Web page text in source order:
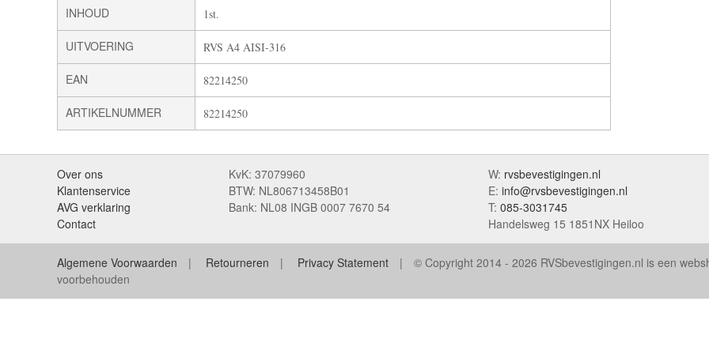
INHOUD 1st.
UITVOERING RVS A4 AISI-316
EAN 82214250
ARTIKELNUMMER 82214250
Over ons
Klantenservice
AVG verklaring
Contact
KvK: 37079960
BTW: NL806713458B01
Bank: NL08 INGB 0007 7670 54
W: rvsbevestigingen.nl
E: info@rvsbevestigingen.nl
T: 085-3031745
Handelsweg 15 1851NX Heiloo
Algemene Voorwaarden Retourneren Privacy Statement © Copyright 2014 - 2026 RVSbevestigingen.nl is een
voorbehouden